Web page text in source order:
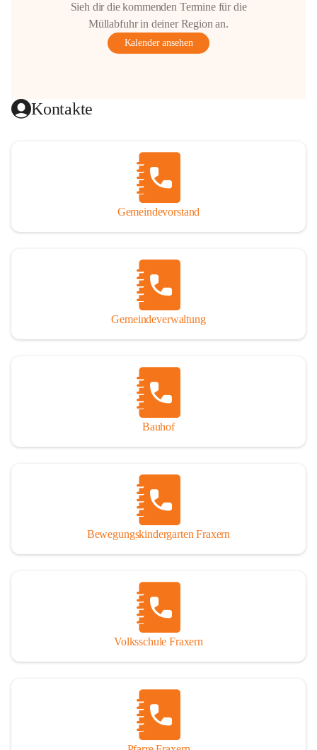
Sieh dir die kommenden Termine für die
Müllabfuhr in deiner Region an.
Kalender ansehen
Kontakte
Gemeindevorstand
Gemeindeverwaltung
Bauhof
Bewegungskindergarten Fraxern
Volksschule Fraxern